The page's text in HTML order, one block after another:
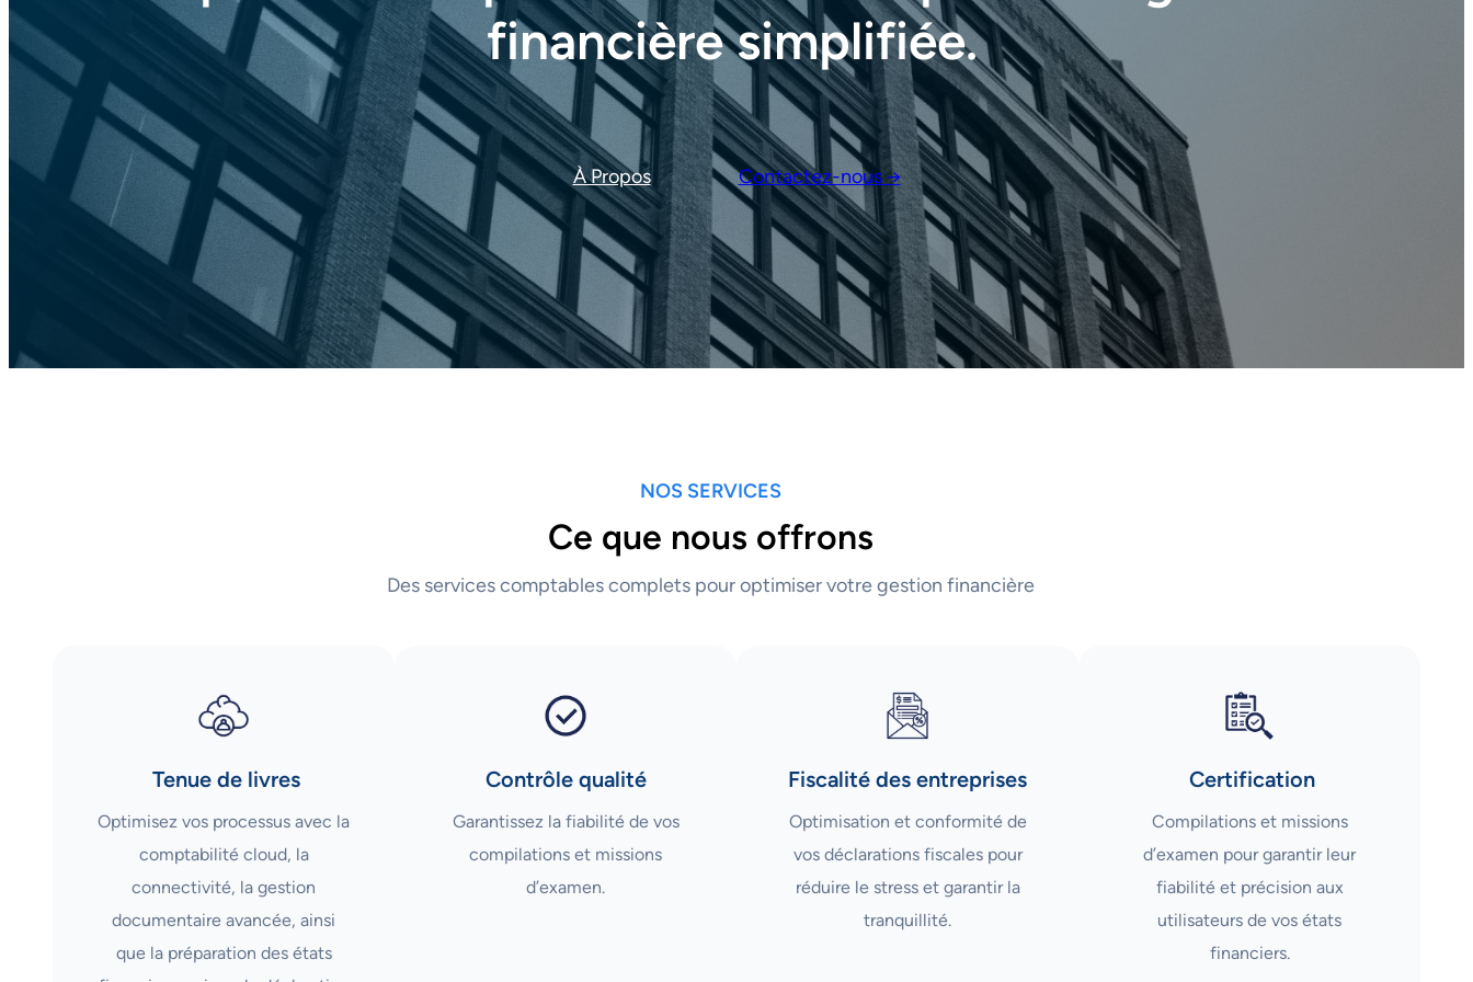
financière simplifiée.
À Propos Contactez-nous →
NOS SERVICES
Ce que nous offrons
Des services comptables complets pour optimiser votre gestion financière
Tenue de livres
Optimisez vos processus avec la
comptabilité cloud, la
connectivité, la gestion
documentaire avancée, ainsi
que la préparation des états
Contrôle qualité
Garantissez la fiabilité de vos
compilations et missions
d’examen.
Fiscalité des entreprises
Optimisation et conformité de
vos déclarations fiscales pour
réduire le stress et garantir la
tranquillité.
Certification
Compilations et missions
d’examen pour garantir leur
fiabilité et précision aux
utilisateurs de vos états
financiers.